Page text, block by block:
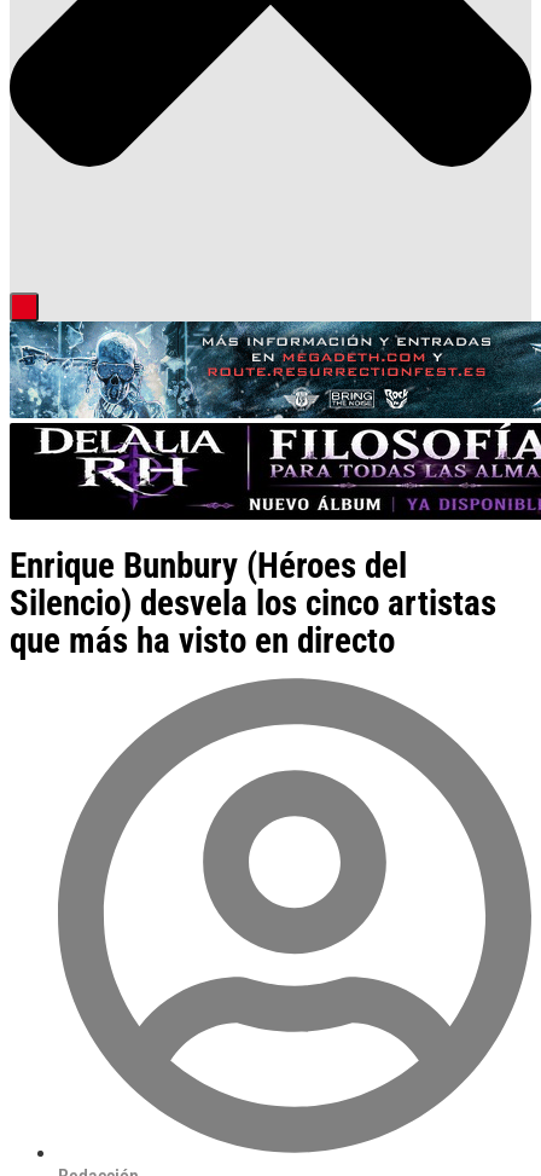
Enrique Bunbury (Héroes del
Silencio) desvela los cinco artistas
que más ha visto en directo